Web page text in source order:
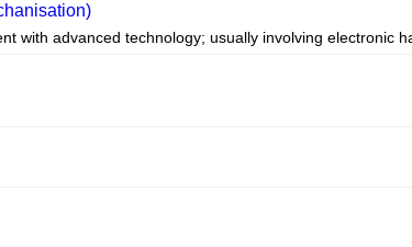
with advanced technology; usually involving electronic